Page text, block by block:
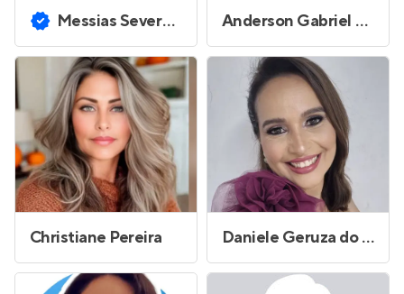
Messias Severo Lopes da Silva Anderson Gabriel Ribeiro de Araújo
Christiane Pereira Daniele Geruza do Prado Batista